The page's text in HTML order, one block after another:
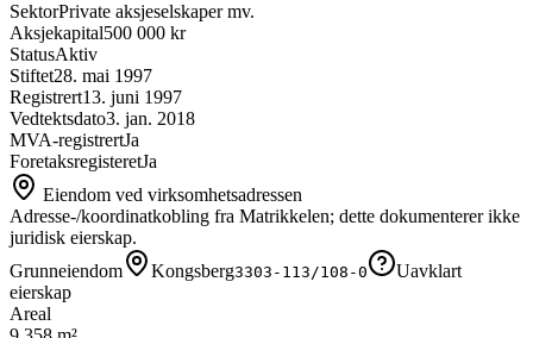
SektorPrivate aksjeselskaper mv.
Aksjekapital500 000 kr
StatusAktiv
Stiftet28. mai 1997
Registrert13. juni 1997
Vedtektsdato3. jan. 2018
MVA-registrertJa
ForetaksregisteretJa
Eiendom ved virksomhetsadressen
Adresse-/koordinatkobling fra Matrikkelen; dette dokumenterer ikke
juridisk eierskap.
Grunneiendom
Kongsberg3303-113/108-0
Uavklart
eierskap
Areal